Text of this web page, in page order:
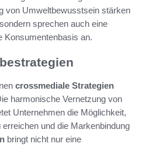
von Umweltbewusstsein stärken
sprechen auch eine
Konsumentenbasis an.
crossmediale Strategien
harmonische Vernetzung von
Unternehmen die Möglichkeit,
und die Markenbindung
bringt nicht nur eine